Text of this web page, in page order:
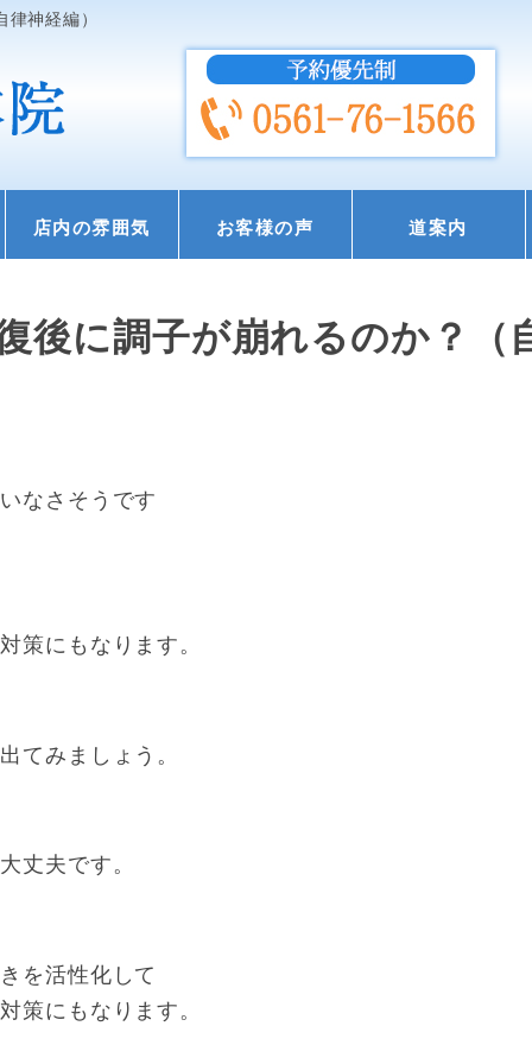
神経編）
店内の雰囲気 お客様の声 道案内
後に調子が崩れるのか？（
なさそうです
策にもなります。
てみましょう。
丈夫です。
を活性化して
策にもなります。